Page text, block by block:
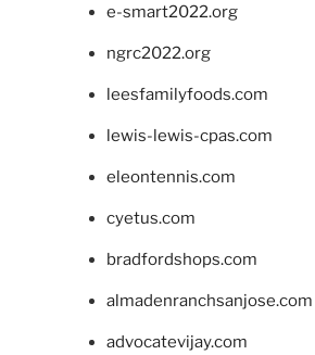
e-smart2022.org
ngrc2022.org
leesfamilyfoods.com
lewis-lewis-cpas.com
eleontennis.com
cyetus.com
bradfordshops.com
almadenranchsanjose.com
advocatevijay.com